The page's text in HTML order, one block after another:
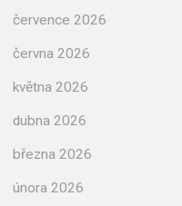
července 2026
června 2026
května 2026
dubna 2026
března 2026
února 2026